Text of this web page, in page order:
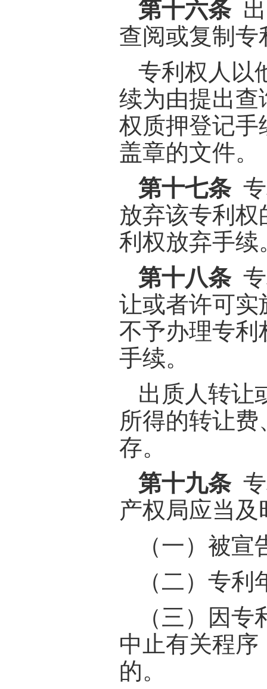
第十六条出
查阅或复制
专利权人以
续为由提出查
权质押登记手
盖章的文件。
第十七条专
放弃该专利
利权放弃手续
第十八条专
让或者许可实
不予办理专利
手续。
出质人转让
所得的转让
存。
第十九条专
产权局应当
（一）被
（二）专
（三）因
中止有关程
的。